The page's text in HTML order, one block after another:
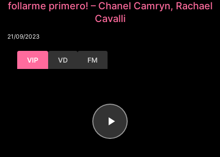
follarme primero! – Chanel Camryn, Rachael
Cavalli
21/09/2023
VIP VD FM